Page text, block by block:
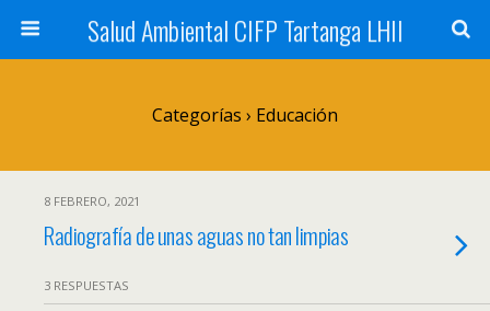
Salud Ambiental CIFP Tartanga LHII
Categorías › Educación
8 FEBRERO, 2021
Radiografía de unas aguas no tan limpias
3 RESPUESTAS